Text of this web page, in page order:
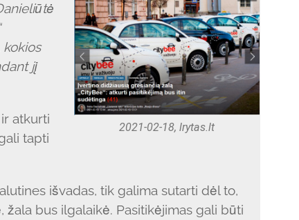
2021-02-18, lrytas.lt
jį
atkurti
tapti
išvadas, tik galima sutarti dėl to,
žala bus ilgalaikė. Pasitikėjimas gali būti